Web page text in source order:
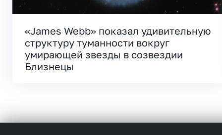
«James Webb» показал удивительную
структуру туманности вокруг
умирающей звезды в созвездии
Близнецы